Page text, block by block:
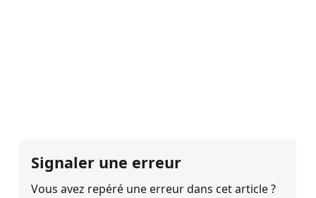
Signaler une erreur
Vous avez repéré une erreur dans cet article ?